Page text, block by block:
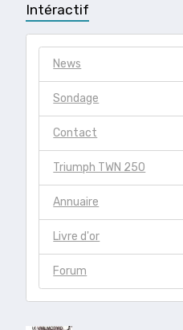
Intéractif
News
Sondage
Contact
Triumph TWN 250
Annuaire
Livre d'or
Forum